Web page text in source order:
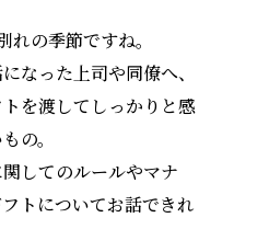
の季節ですね。
なった上司や同僚へ、
を渡してしっかりと感
の。
してのルールやマナ
トについてお話できれ